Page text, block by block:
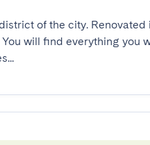
of the city. Renovated
will find everything you